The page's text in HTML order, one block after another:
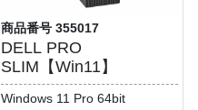
商品番号 355017
DELL PRO
SLIM【Win11】
Windows 11 Pro 64bit